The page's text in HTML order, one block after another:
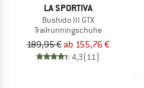
LA SPORTIVA
Bushido III GTX
Trailrunningschuhe
189,95 € ab 155,76 €
4,3(11)